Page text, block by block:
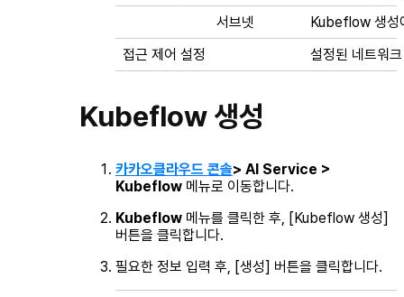
서브넷
Kubeflow 생성
접근 제어 설정
설정된 네트워
Kubeflow 생성
카카오클라우드 콘솔> AI Service >
Kubeflow 메뉴로 이동합니다.
Kubeflow 메뉴를 클릭한 후, [Kubeflow 생성]
버튼을 클릭합니다.
필요한 정보 입력 후, [생성] 버튼을 클릭합니다.